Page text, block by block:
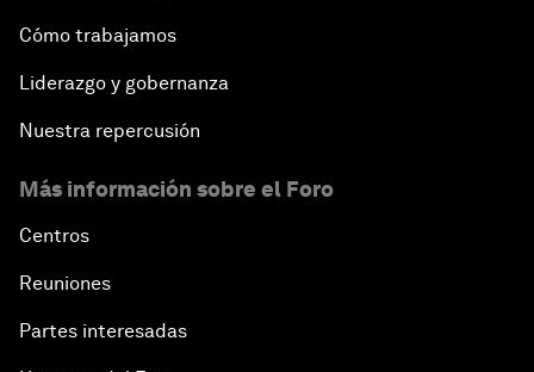
Cómo trabajamos
Liderazgo y gobernanza
Nuestra repercusión
Más información sobre el Foro
Centros
Reuniones
Partes interesadas